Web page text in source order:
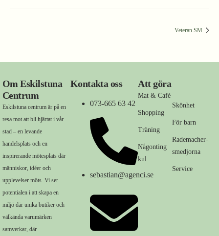
Veteran SM
Om Eskilstuna
Centrum
Eskilstuna centrum är på en
resa mot att bli hjärtat i vår
stad – en levande
handelsplats och en
inspirerande mötesplats där
människor, idéer och
upplevelser möts. Vi ser
potentialen i att skapa en
miljö där unika butiker och
välkända varumärken
samverkar, där
Kontakta oss
073-665 63 42
sebastian@agenci.se
Att göra
Mat & Café
Shopping
Träning
Någonting
kul
Skönhet
För barn
Rademacher-
smedjorna
Service